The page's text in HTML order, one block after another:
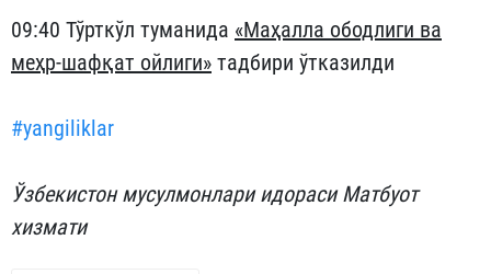
09:40 Тўрткўл туманида «Маҳалла ободлиги ва
меҳр-шафқат ойлиги» тадбири ўтказилди
#yangiliklar
Ўзбекистон мусулмонлари идораси Матбуот
хизмати